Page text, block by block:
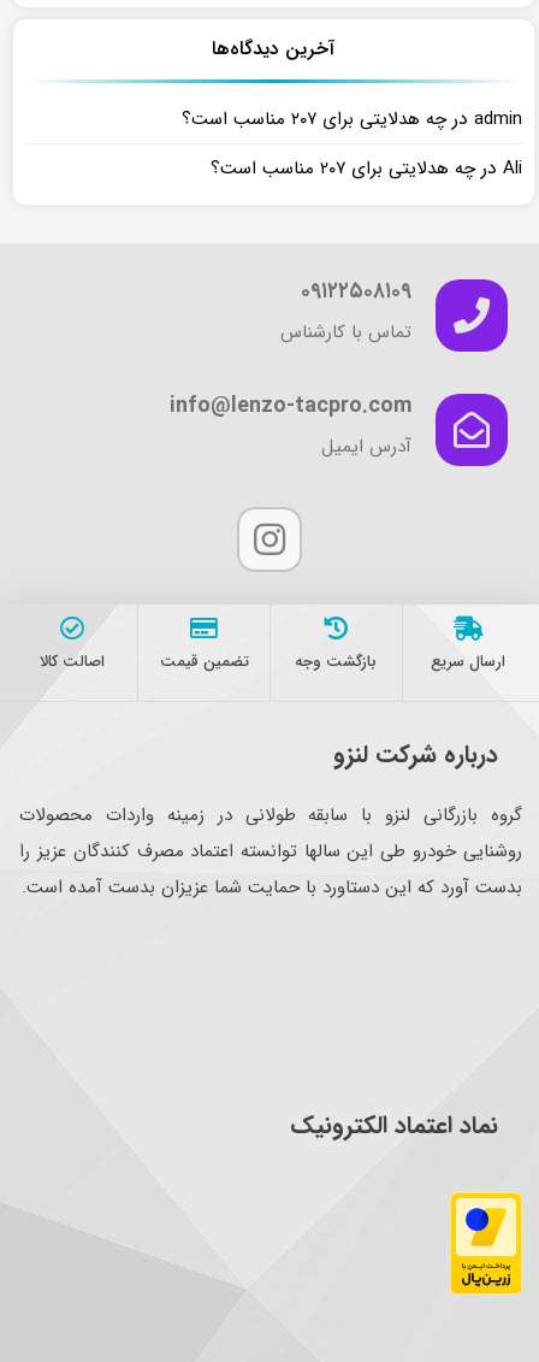
آخرین دیدگاه‌ها
admin درچه هدلایتی برای ۲۰۷ مناسب است؟
Ali درچه هدلایتی برای ۲۰۷ مناسب است؟
۰۹۱۲۲۵۰۸۱۰۹
تماس با کارشناس
info@lenzo-tacpro.com
آدرس ایمیل
ارسال سریع بازگشت وجه تضمین قیمت اصالت کالا
درباره شرکت لنزو
گروه بازرگانی لنزو با سابقه طولانی در زمینه واردات محصولات
روشنایی خودرو طی این سالها توانسته اعتماد مصرف کنندگان عزیز را
بدست آورد که این دستاورد با حمایت شما عزیزان بدست آمده است.
نماد اعتماد الکترونیک